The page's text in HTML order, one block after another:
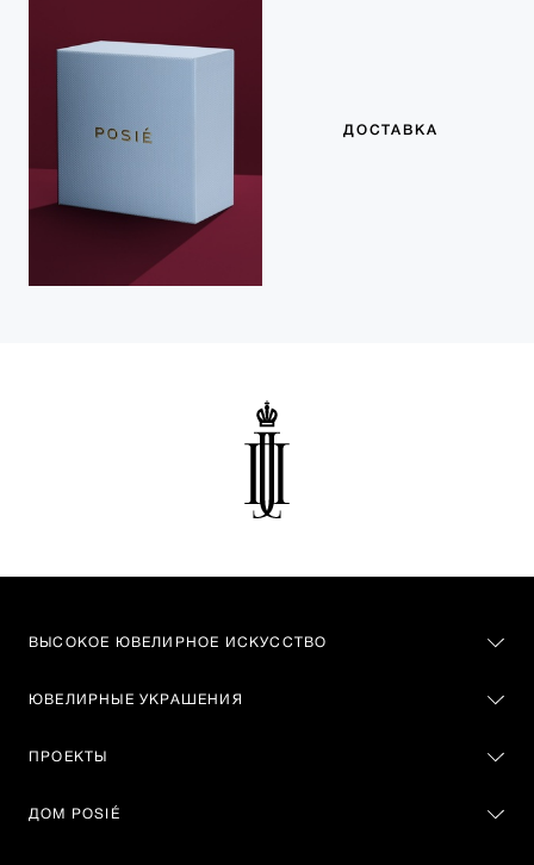
ДОСТАВКА
ВЫСОКОЕ ЮВЕЛИРНОЕ ИСКУССТВО
ЮВЕЛИРНЫЕ УКРАШЕНИЯ
ПРОЕКТЫ
ДОМ POSIÉ